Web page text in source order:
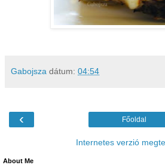
Gabojsza dátum: 04:54
‹ Főoldal
Internetes verzió
About Me